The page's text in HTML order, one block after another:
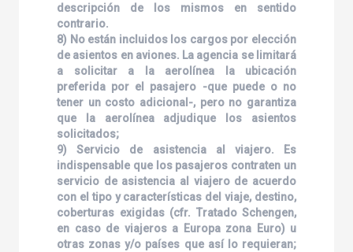
descripción de los mismos en sentido
contrario.
8) No están incluidos los cargos por elección
de asientos en aviones. La agencia se limitará
a solicitar a la aerolínea la ubicación
preferida por el pasajero -que puede o no
tener un costo adicional-, pero no garantiza
que la aerolínea adjudique los asientos
solicitados;
9) Servicio de asistencia al viajero. Es
indispensable que los pasajeros contraten un
servicio de asistencia al viajero de acuerdo
con el tipo y características del viaje, destino,
coberturas exigidas (cfr. Tratado Schengen,
en caso de viajeros a Europa zona Euro) u
otras zonas y/o países que así lo requieran;